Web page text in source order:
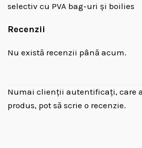
selectiv cu PVA bag-uri și boilies
Recenzii
Nu există recenzii până acum.
Numai clienții autentificați, care
produs, pot să scrie o recenzie.